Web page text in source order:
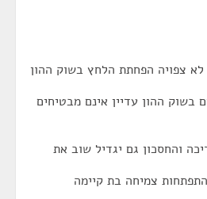
צפויה הפחתת הלחץ בשוק ההון
בשוק ההון עדיין אינם מבטיחים
והחסכון גם יגדיל שוב את
צמיחה בת קיימה